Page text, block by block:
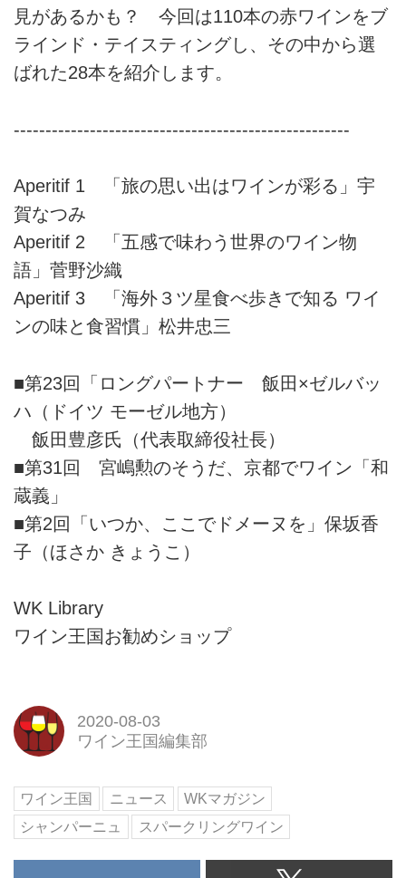
見があるかも？ 今回は110本の赤ワインをブ
ラインド・テイスティングし、その中から選
ばれた28本を紹介します。
-----------------------------------------------------
Aperitif 1 「旅の思い出はワインが彩る」宇
賀なつみ
Aperitif 2 「五感で味わう世界のワイン物
語」菅野沙織
Aperitif 3 「海外３ツ星食べ歩きで知る ワイ
ンの味と食習慣」松井忠三
■第23回「ロングパートナー 飯田×ゼルバッ
ハ（ドイツ モーゼル地方）
飯田豊彦氏（代表取締役社長）
■第31回 宮嶋勲のそうだ、京都でワイン「和
蔵義」
■第2回「いつか、ここでドメーヌを」保坂香
子（ほさか きょうこ）
WK Library
ワイン王国お勧めショップ
2020-08-03
ワイン王国編集部
ワイン王国 ニュース
WKマガジン
シャンパーニュ
スパークリングワイン